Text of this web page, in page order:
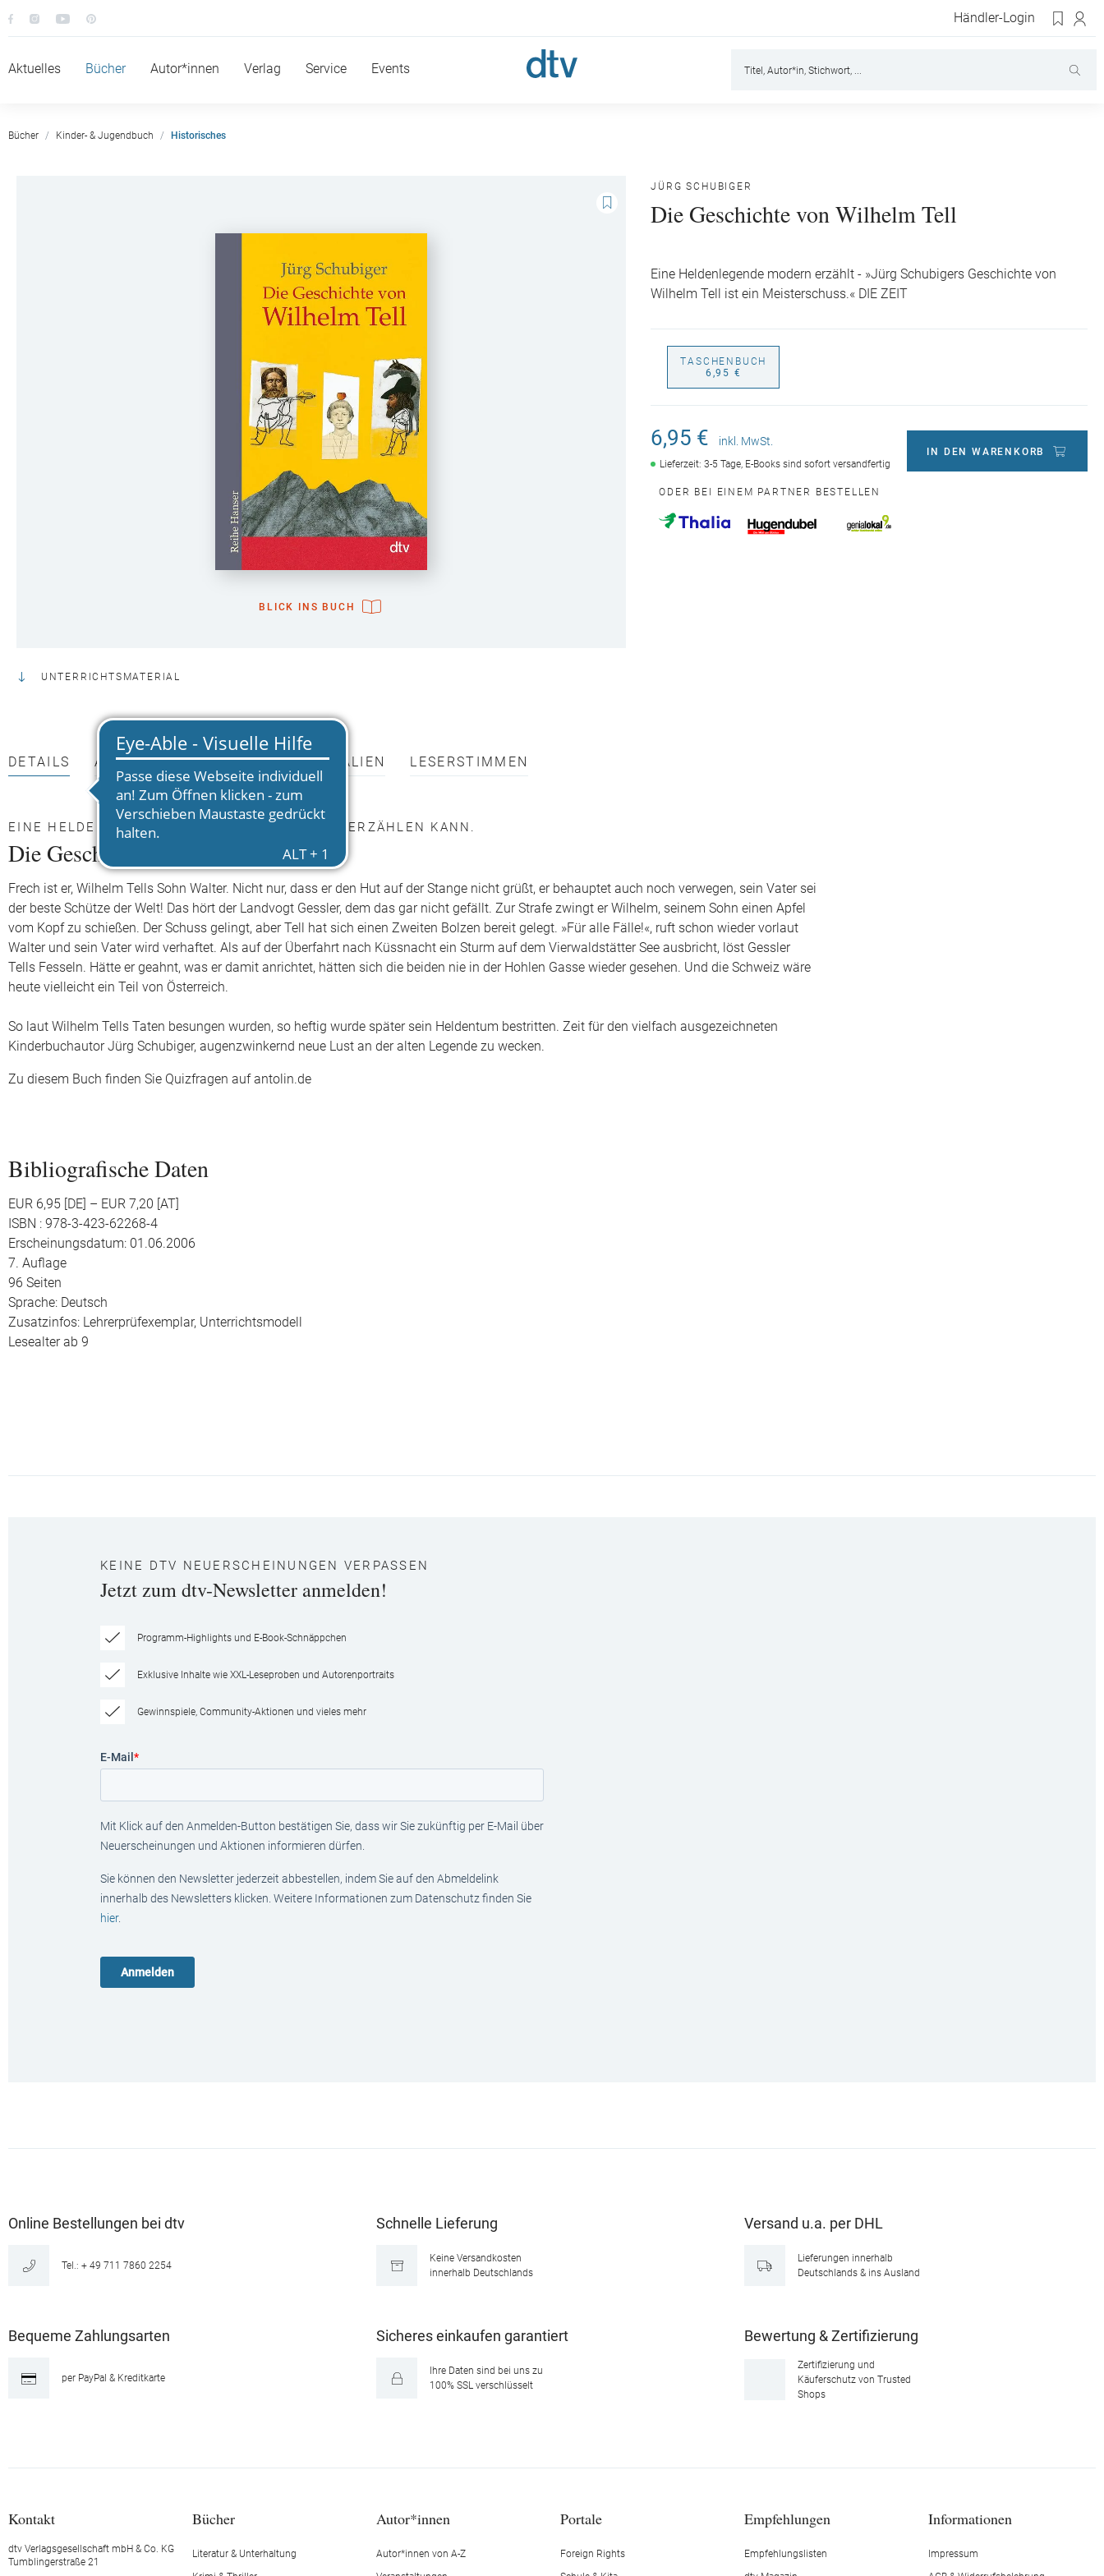
Händler-Login
Aktuelles Bücher Autor*innen Verlag Service Events
Bücher Kinder- & Jugendbuch Historisches
BLICK INS BUCH
UNTERRICHTSMATERIAL
JÜRG SCHUBIGER
Die Geschichte von Wilhelm Tell
Eine Heldenlegende modern erzählt - »Jürg Schubigers Geschichte von
Wilhelm Tell ist ein Meisterschuss.« DIE ZEIT
TASCHENBUCH
6,95 €
6,95 € inkl. MwSt.
Lieferzeit: 3-5 Tage, E-Books sind sofort versandfertig
IN DEN WARENKORB
ODER BEI EINEM PARTNER BESTELLEN
DETAILS AUTOR*INNEN PRESSEMATERIALIEN LESERSTIMMEN
EINE HELDENSAGE - UND WIE MAN SIE HEUTE ERZÄHLEN KANN.
Die Geschichte von Wilhelm Tell
Frech ist er, Wilhelm Tells Sohn Walter. Nicht nur, dass er den Hut auf der Stange nicht grüßt, er behauptet auch noch verwegen, sein Vater sei
der beste Schütze der Welt! Das hört der Landvogt Gessler, dem das gar nicht gefällt. Zur Strafe zwingt er Wilhelm, seinem Sohn einen Apfel
vom Kopf zu schießen. Der Schuss gelingt, aber Tell hat sich einen Zweiten Bolzen bereit gelegt. »Für alle Fälle!«, ruft schon wieder vorlaut
Walter und sein Vater wird verhaftet. Als auf der Überfahrt nach Küssnacht ein Sturm auf dem Vierwaldstätter See ausbricht, löst Gessler
Tells Fesseln. Hätte er geahnt, was er damit anrichtet, hätten sich die beiden nie in der Hohlen Gasse wieder gesehen. Und die Schweiz wäre
heute vielleicht ein Teil von Österreich.
So laut Wilhelm Tells Taten besungen wurden, so heftig wurde später sein Heldentum bestritten. Zeit für den vielfach ausgezeichneten
Kinderbuchautor Jürg Schubiger, augenzwinkernd neue Lust an der alten Legende zu wecken.
Zu diesem Buch finden Sie Quizfragen auf antolin.de
Bibliografische Daten
EUR 6,95 [DE] – EUR 7,20 [AT]
ISBN : 978-3-423-62268-4
Erscheinungsdatum: 01.06.2006
7. Auflage
96 Seiten
Sprache: Deutsch
Zusatzinfos: Lehrerprüfexemplar, Unterrichtsmodell
Lesealter ab 9
KEINE DTV NEUERSCHEINUNGEN VERPASSEN
Jetzt zum dtv-Newsletter anmelden!
Programm-Highlights und E-Book-Schnäppchen
Exklusive Inhalte wie XXL-Leseproben und Autorenportraits
Gewinnspiele, Community-Aktionen und vieles mehr
E-Mail *
Mit Klick auf den Anmelden-Button bestätigen Sie, dass wir Sie zukünftig per E-Mail über
Neuerscheinungen und Aktionen informieren dürfen.
Sie können den Newsletter jederzeit abbestellen, indem Sie auf den Abmeldelink
innerhalb des Newsletters klicken. Weitere Informationen zum Datenschutz finden Sie
hier.
Online Bestellungen bei dtv
Tel.: + 49 711 7860 2254
Schnelle Lieferung
Keine Versandkosten
innerhalb Deutschlands
Versand u.a. per DHL
Lieferungen innerhalb
Deutschlands & ins Ausland
Bequeme Zahlungsarten
per PayPal & Kreditkarte
Sicheres einkaufen garantiert
Ihre Daten sind bei uns zu
100% SSL verschlüsselt
Bewertung & Zertifizierung
Zertifizierung und
Käuferschutz von Trusted
Shops
Kontakt
dtv Verlagsgesellschaft mbH & Co. KG
Tumblingerstraße 21
Bücher
Literatur & Unterhaltung
Autor*innen
Autor*innen von A-Z
Portale
Foreign Rights
Empfehlungen
Empfehlungslisten
Informationen
Impressum